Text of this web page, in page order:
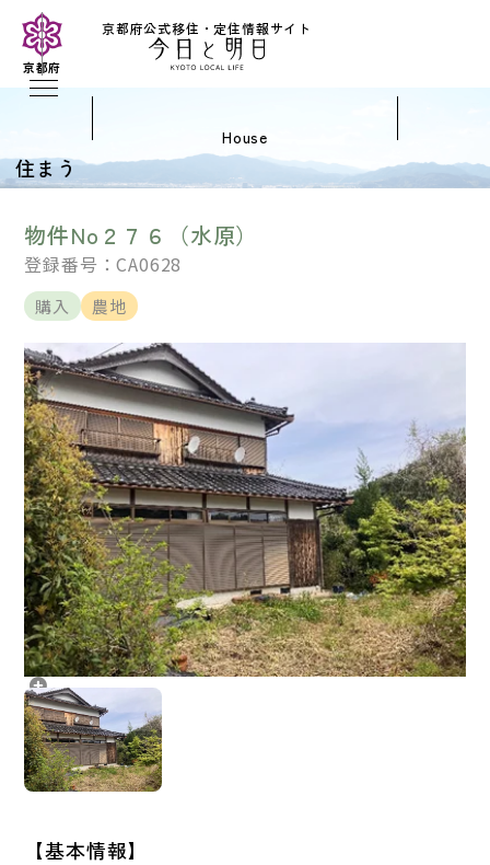
京都府公式移住・定住情報サイト
京都府
house
住まう
物件No２７６（水原）
登録番号：CA0628
購入 農地
【基本情報】